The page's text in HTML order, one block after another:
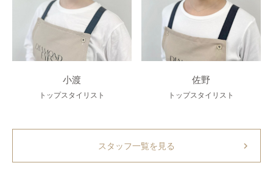
小渡
トップスタイリスト
佐野
トップスタイリスト
スタッフ一覧を見る chevron_right